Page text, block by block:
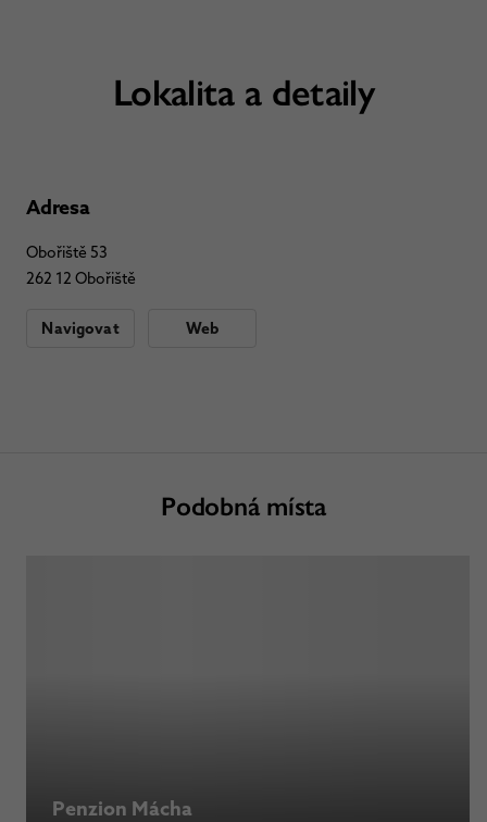
Lokalita a detaily
Adresa
Obořiště 53
262 12 Obořiště
Navigovat Web
Podobná místa
Penzion Mácha